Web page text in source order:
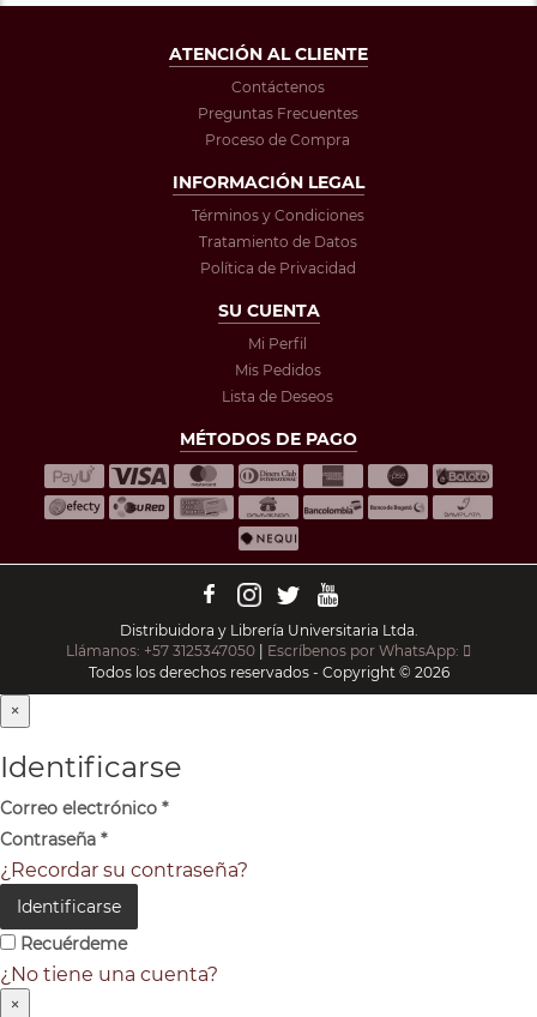
ATENCIÓN AL CLIENTE
Contáctenos
Preguntas Frecuentes
Proceso de Compra
INFORMACIÓN LEGAL
Términos y Condiciones
Tratamiento de Datos
Política de Privacidad
SU CUENTA
Mi Perfil
Mis Pedidos
Lista de Deseos
MÉTODOS DE PAGO
Distribuidora y Librería Universitaria Ltda.
Llámanos: +57 3125347050 | Escríbenos por WhatsApp:
Todos los derechos reservados - Copyright © 2026
×
Identificarse
Correo electrónico *
Contraseña *
¿Recordar su contraseña?
Identificarse
Recuérdeme
¿No tiene una cuenta?
×